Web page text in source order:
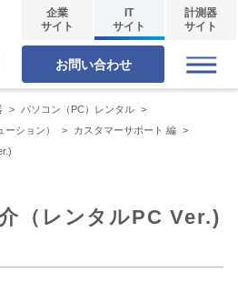
企業
サイト
IT
サイト
計測器
サイト
お問い合わせ
> パソコン（PC）レンタル >
ション）
> カスタマーサポート 編 >
（レンタルPC Ver.)